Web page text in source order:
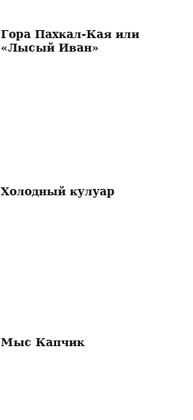
Гора Пахкал-Кая или
«Лысый Иван»
Холодный кулуар
Мыс Капчик